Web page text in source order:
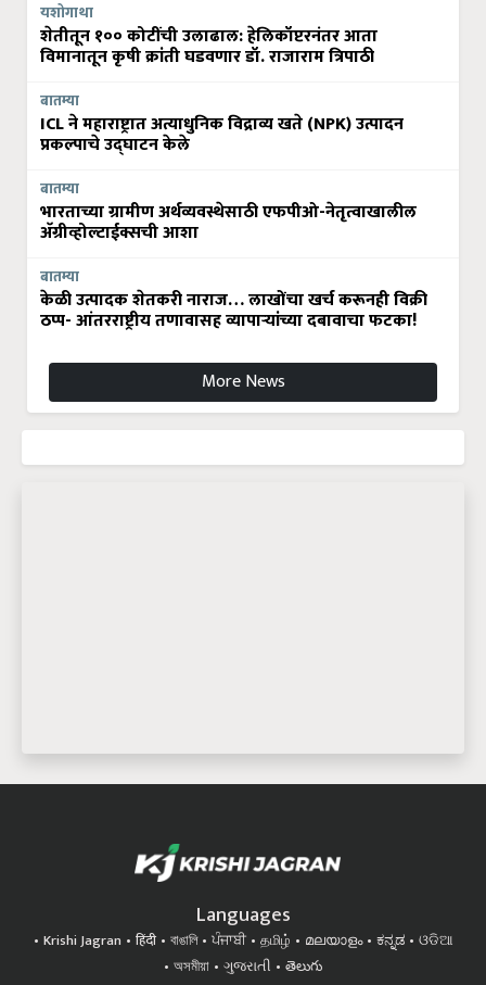
यशोगाथा
शेतीतून १०० कोटींची उलाढाल: हेलिकॉप्टरनंतर आता
विमानातून कृषी क्रांती घडवणार डॉ. राजाराम त्रिपाठी
बातम्या
ICL ने महाराष्ट्रात अत्याधुनिक विद्राव्य खते (NPK) उत्पादन
प्रकल्पाचे उद्घाटन केले
बातम्या
भारताच्या ग्रामीण अर्थव्यवस्थेसाठी एफपीओ-नेतृत्वाखालील
अ‍ॅग्रीव्होल्टाईक्सची आशा
बातम्या
केळी उत्पादक शेतकरी नाराज… लाखोंचा खर्च करूनही विक्री
ठप्प- आंतरराष्ट्रीय तणावासह व्यापाऱ्यांच्या दबावाचा फटका!
More News
Languages
Krishi Jagran हिंदी বাঙালি ਪੰਜਾਬੀ தமிழ் മലയാളം ಕನ್ನಡ
ଓଡିଆ
অসমীয়া
ગુજરાતી తెలుగు